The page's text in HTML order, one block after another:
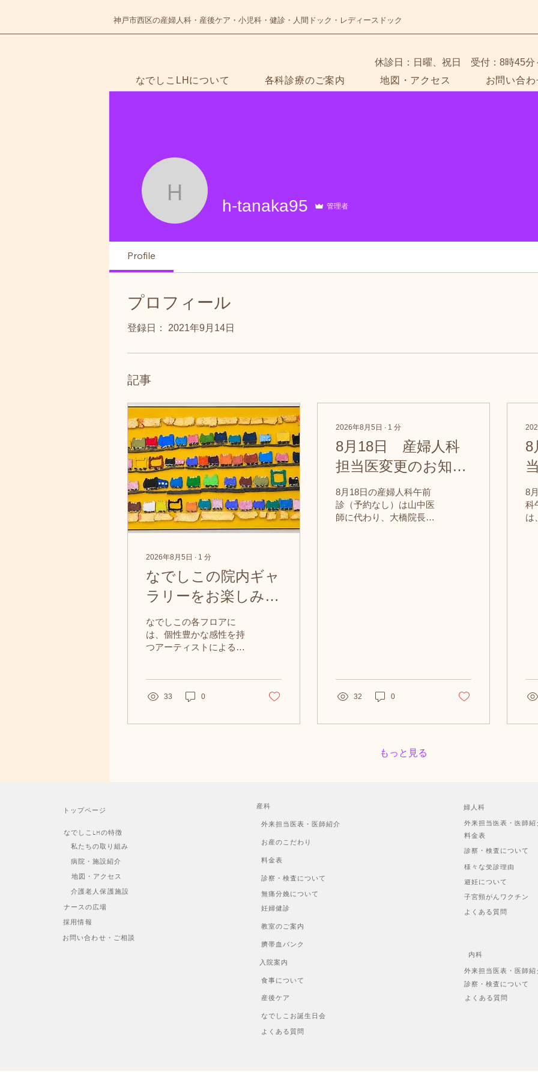
神戸市西区の産婦人科・産後ケア・小児科・健診・人間ドック・レディースドック
NADESHIKO
休診日：日曜、祝日 受付：8時45分
なでしこLHについて
各科診療のご案内 地図・アクセス お問い合
h-tanaka95
h-tanaka95 管理者
Profile
プロフィール
登録日： 2021年9月14日
記事
2026年8月5日 ∙ 1 分
なでしこの院内ギャ
ラリーをお楽しみく
ださい
なでしこの各フロアに
は、個性豊かな感性を持
つアーティストによる、
づかいや伸びやかな筆づ
温かさが伝わってくる作
33 0
2026年8月5日 ∙ 1 分
8月18日 産婦人科
担当医変更のお知ら
せ（８月５日）
8月18日の産婦人科午前
診（予約なし）は山中医
師に代わり、大橋院長が
32 0
8
8
科
は
もっと見る
トップページ
なでしこLHの特徴
私たちの取り組み
病院・施設紹介
地図・アクセス
介護老人保護施設
ナースの広場
採用情報
お問い合わせ・ご相談
産科
外来担当医表・医師紹介
お産のこだわり
料金表
診察・検査について
無痛分娩について
妊婦健診
教室のご案内
臍帯血バンク
入院案内
食事について
産後ケア
なでしこお誕生日会
よくある質問
婦人科
外来担当医表・医師紹
料金表
診察・検査について
様々な受診理由
避妊について
子宮頸がんワクチン
よくある質問
内科
外来担当医表・医師紹
診察・検査について
よくある質問